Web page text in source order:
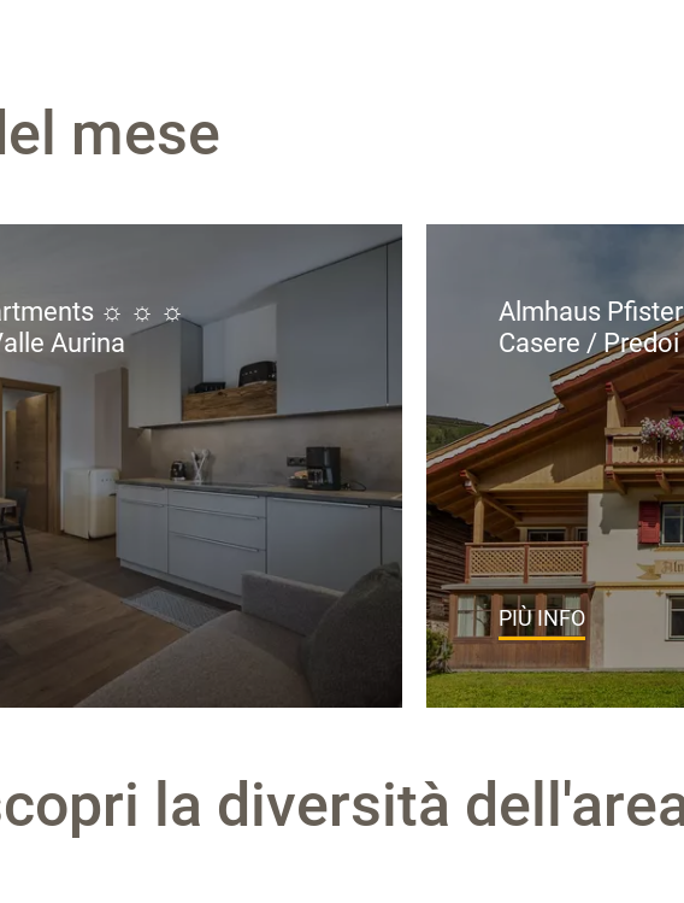
mese
☼ ☼ ☼
Aurina
Almhaus
Casere / Predoi
PIÙ INFO
la diversità